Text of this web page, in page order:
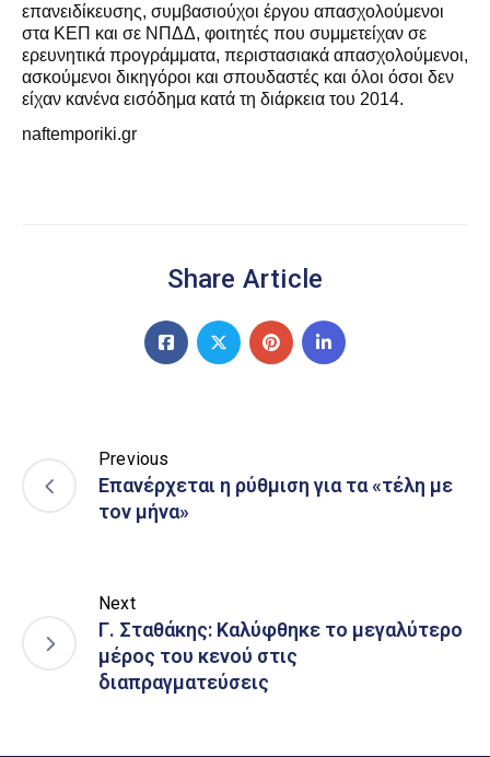
επανειδίκευσης, συμβασιούχοι έργου απασχολούμενοι
στα ΚΕΠ και σε ΝΠΔΔ, φοιτητές που συμμετείχαν σε
ερευνητικά προγράμματα, περιστασιακά απασχολούμενοι,
ασκούμενοι δικηγόροι και σπουδαστές και όλοι όσοι δεν
είχαν κανένα εισόδημα κατά τη διάρκεια του 2014.
naftemporiki.gr
Share Article
Previous
Επανέρχεται η ρύθμιση για τα «τέλη με
τον μήνα»
Next
Γ. Σταθάκης: Καλύφθηκε το μεγαλύτερο
μέρος του κενού στις
διαπραγματεύσεις